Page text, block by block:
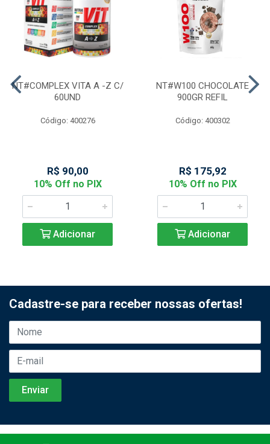
NT#COMPLEX VITA A -Z C/
60UND
Código: 400276
R$ 90,00
10% Off no PIX
Adicionar
NT#W100 CHOCOLATE
900GR REFIL
Código: 400302
R$ 175,92
10% Off no PIX
Adicionar
Cadastre-se para receber nossas ofertas!